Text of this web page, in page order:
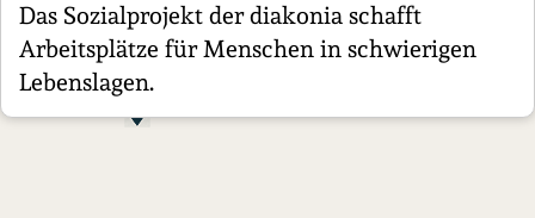
Das Sozialprojekt der diakonia schafft
Arbeitsplätze für Menschen in schwierigen
Lebenslagen.